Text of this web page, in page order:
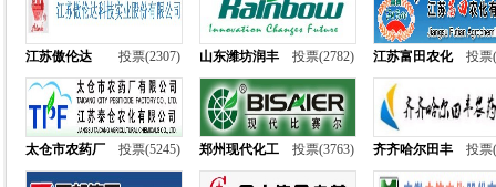
江苏傲伦达 投票(2307) 山东潍坊润丰 投票(2782) 江苏富田农化 投票
太仓市农药厂 投票(5245) 郑州现代化工 投票(3763) 齐齐哈尔田丰 投票